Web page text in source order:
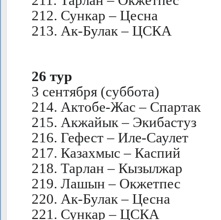
212. Сункар – Цесна
213. Ак-Булак – ЦСКА
26 тур
3 сентября (суббота)
214. Актобе-Жас – Спартак
215. Акжайык – Экибастуз
216. Гефест – Иле-Саулет
217. Казахмыс – Каспий
218. Тарлан – Кызылжар
219. Лашын – Окжетпес
220. Ак-Булак – Цесна
221. Сункар – ЦСКА